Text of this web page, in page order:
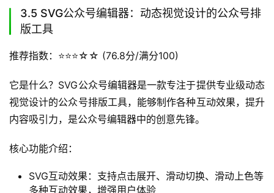
3.5 SVG公众号编辑器：动态视觉设计的公众号排
版工具
推荐指数：⭐️⭐️⭐️☆☆ (76.8分/满分100)
它是什么？SVG公众号编辑器是一款专注于提供专业级动态
视觉设计的公众号排版工具，能够制作各种互动效果，提升
内容吸引力，是公众号编辑器中的创意先锋。
核心功能介绍：
SVG互动效果：支持点击展开、滑动切换、滑动上色等
多种互动效果，增强用户体验